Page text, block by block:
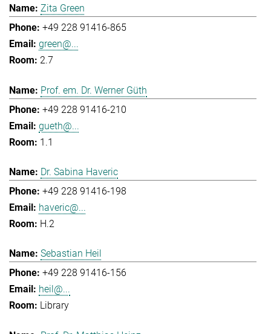
Zita Green
+49 228 91416-865
green@...
2.7
Prof. em. Dr. Werner Güth
+49 228 91416-210
gueth@...
1.1
Dr. Sabina Haveric
+49 228 91416-198
haveric@...
H.2
Sebastian Heil
+49 228 91416-156
heil@...
Library